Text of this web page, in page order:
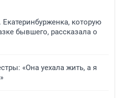
которую
бывшего, рассказала о
«Она уехала жить, а я